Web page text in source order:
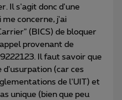
Il s'agit donc d'une
concerne, j'ai
(BICS) de bloquer
provenant de
Il faut savoir que
(car ces
de l'UIT) et
unique (bien que peu